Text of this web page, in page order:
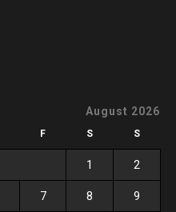
August 2026
F S S
1 2
7 8 9